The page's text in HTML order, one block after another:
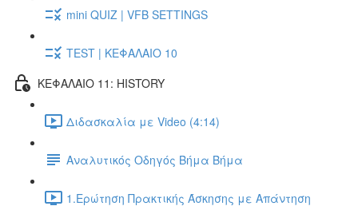
mini QUIZ | VFB SETTINGS
TEST | ΚΕΦΑΛΑΙΟ 10
ΚΕΦΑΛΑΙΟ 11: HISTORY
Διδασκαλία με Video (4:14)
Αναλυτικός Οδηγός Βήμα Βήμα
1.Ερώτηση Πρακτικής Άσκησης με Απάντηση